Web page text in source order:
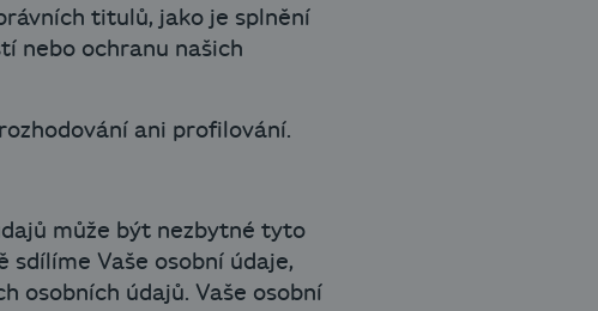
titulů, jako je splnění
nebo ochranu našich
ani profilování.
může být nezbytné tyto
Vaše osobní údaje,
osobních údajů. Vaše osobní